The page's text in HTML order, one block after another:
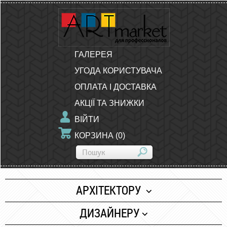
ГАЛЕРЕЯ
УГОДА КОРИСТУВАЧА
ОПЛАТА І ДОСТАВКА
АКЦІЇ ТА ЗНИЖКИ
ВІЙТИ
КОРЗИНА (0)
АРХІТЕКТОРУ
Папір
ДИЗАЙНЕРУ